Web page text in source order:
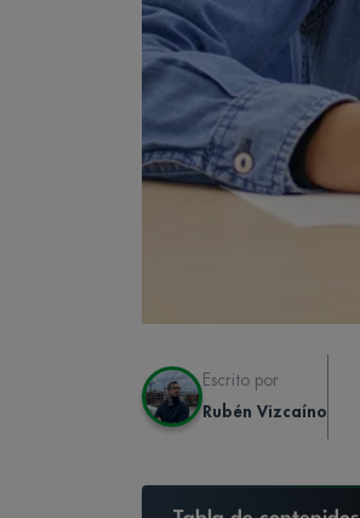
Escrito por
Rubén Vizcaíno